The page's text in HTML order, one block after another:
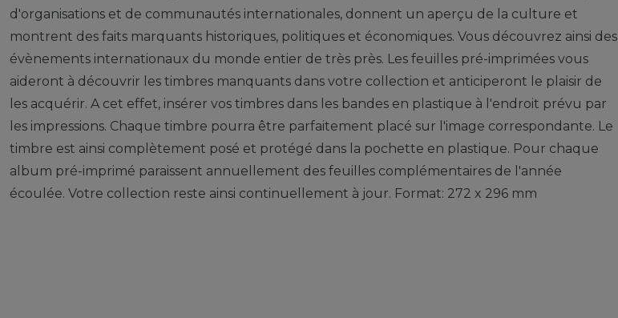
d'organisations et de communautés internationales, donnent un aperçu de la culture et
montrent des faits marquants historiques, politiques et économiques. Vous découvrez ainsi des
évènements internationaux du monde entier de très près. Les feuilles pré-imprimées vous
aideront à découvrir les timbres manquants dans votre collection et anticiperont le plaisir de
les acquérir. A cet effet, insérer vos timbres dans les bandes en plastique à l'endroit prévu par
les impressions. Chaque timbre pourra être parfaitement placé sur l'image correspondante. Le
timbre est ainsi complètement posé et protégé dans la pochette en plastique. Pour chaque
album pré-imprimé paraissent annuellement des feuilles complémentaires de l'année
écoulée. Votre collection reste ainsi continuellement à jour. Format: 272 x 296 mm